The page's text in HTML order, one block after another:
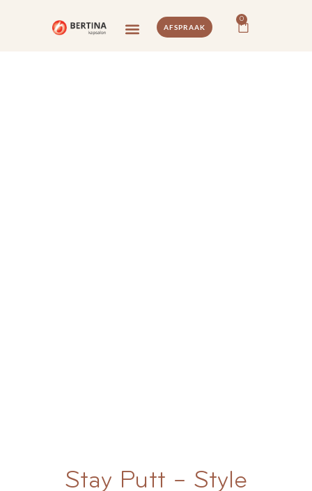
AFSPRAAK
0
Stay Putt – Style